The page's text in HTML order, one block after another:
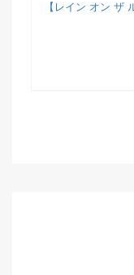
【レイン オン ザ